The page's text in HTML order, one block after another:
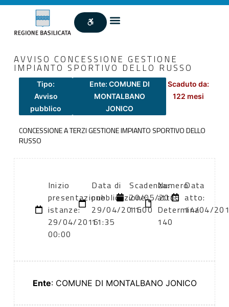
AVVISO CONCESSIONE GESTIONE
IMPIANTO SPORTIVO DELLO RUSSO
Tipo:
Avviso
pubblico
Ente: COMUNE DI
MONTALBANO
JONICO
Scaduto da:
122 mesi
CONCESSIONE A TERZI GESTIONE IMPIANTO SPORTIVO DELLO
RUSSO
Inizio
presentazione
istanze:
29/04/2016
00:00
Data di
pubblicazione:
29/04/2016
11:35
Scadenza:
20/05/2016
11:00
Numero
atto:
Determina
140
Data
atto:
14/04/
Ente: COMUNE DI MONTALBANO JONICO